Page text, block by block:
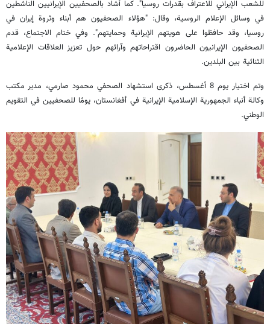
للشعب الإيراني للاعتراف بقدرات روسيا". كما أشاد بالصحفيين الإيرانيين الناشطين
في وسائل الإعلام الروسية، وقال: "هؤلاء الصحفيون هم أبناء وثروة إيران في
روسيا، وقد حافظوا على هويتهم الإيرانية وحمايتهم". وفي ختام الاجتماع، قدم
الصحفيون الإيرانيون الحاضرون اقتراحاتهم وآرائهم حول تعزيز العلاقات الإعلامية
الثنائية بين البلدين.
وتم اختيار يوم 8 أغسطس، ذكرى استشهاد الصحفي محمود صارمي، مدير مكتب
وكالة أنباء الجمهورية الإسلامية الإيرانية في أفغانستان، يومًا للصحفيين في التقويم
الوطني.